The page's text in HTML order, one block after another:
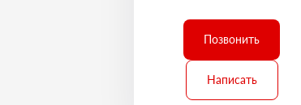
Позвонить
Написать